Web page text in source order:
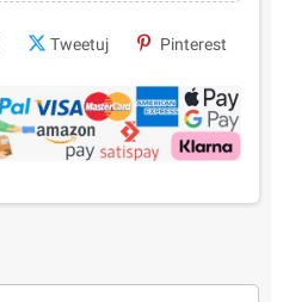
Tweetuj Pinterest